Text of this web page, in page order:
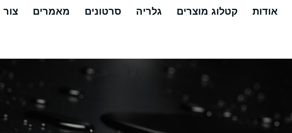
אודות קטלוג מוצרים גלריה סרטונים מאמרים